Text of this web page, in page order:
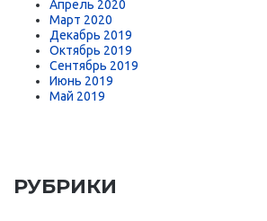
Апрель 2020
Март 2020
Декабрь 2019
Октябрь 2019
Сентябрь 2019
Июнь 2019
Май 2019
РУБРИКИ